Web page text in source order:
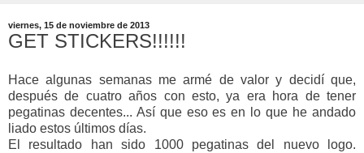
viernes, 15 de noviembre de 2013
GET STICKERS!!!!!!
Hace algunas semanas me armé de valor y decidí que,
después de cuatro años con esto, ya era hora de tener
pegatinas decentes... Así que eso es en lo que he andado
liado estos últimos días.
El resultado han sido 1000 pegatinas del nuevo logo.